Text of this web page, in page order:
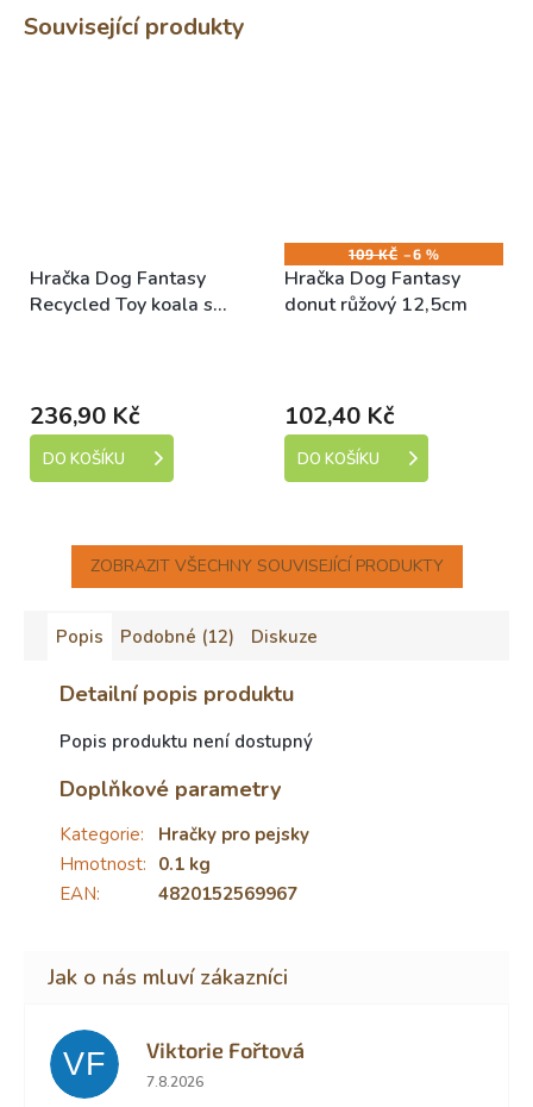
Související produkty
Hračka Dog Fantasy
Recycled Toy koala s
236,90 Kč
DO KOŠÍKU
109 KČ –6 %
Hračka Dog Fantasy
donut růžový 12,5cm
102,40 Kč
DO KOŠÍKU
ZOBRAZIT VŠECHNY SOUVISEJÍCÍ PRODUKTY
Popis Podobné (12) Diskuze
Detailní popis produktu
Popis produktu není dostupný
Doplňkové parametry
Kategorie:
Hračky pro pejsky
Hmotnost: 0.1 kg
EAN: 4820152569967
VF Viktorie Fořtová
Hodnocení obchodu je 2 z 5 hvězdiček.
7.8.2026